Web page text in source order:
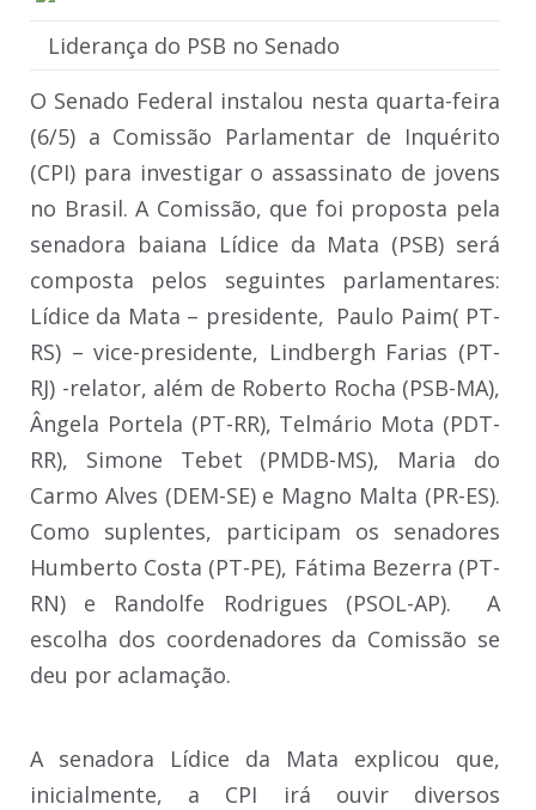
Liderança do PSB no Senado
O Senado Federal instalou nesta quarta-feira
(6/5) a Comissão Parlamentar de Inquérito
(CPI) para investigar o assassinato de jovens
no Brasil. A Comissão, que foi proposta pela
senadora baiana Lídice da Mata (PSB) será
composta pelos seguintes parlamentares:
Lídice da Mata – presidente, Paulo Paim( PT-
RS) – vice-presidente, Lindbergh Farias (PT-
RJ) -relator, além de Roberto Rocha (PSB-MA),
Ângela Portela (PT-RR), Telmário Mota (PDT-
RR), Simone Tebet (PMDB-MS), Maria do
Carmo Alves (DEM-SE) e Magno Malta (PR-ES).
Como suplentes, participam os senadores
Humberto Costa (PT-PE), Fátima Bezerra (PT-
RN) e Randolfe Rodrigues (PSOL-AP). A
escolha dos coordenadores da Comissão se
deu por aclamação.
A senadora Lídice da Mata explicou que,
inicialmente, a CPI irá ouvir diversos